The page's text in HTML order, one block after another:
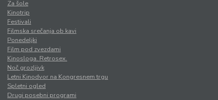
Za šole
Kinotrip
Festivali
Filmska srečanja ob kavi
Ponedeljki
Film pod zvezdami
Kinosloga. Retrosex.
Noč grozljivk
Letni Kinodvor na Kongresnem trgu
Spletni ogled
Drugi posebni programi